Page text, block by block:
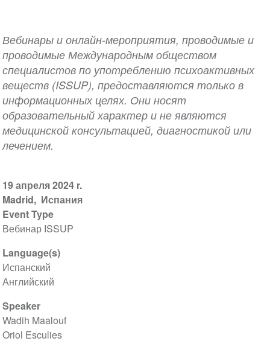
19 апреля 2024 r.
Madrid
Испания
Event Type
Вебинар ISSUP
Language(s)
Испанский
Английский
Speaker
Wadih Maalouf
Oriol Esculies
Вебинары и онлайн-мероприятия, проводимые и
проводимые Международным обществом
специалистов по употреблению психоактивных
веществ (ISSUP), предоставляются только в
информационных целях. Они носят
образовательный характер и не являются
медицинской консультацией, диагностикой или
лечением.